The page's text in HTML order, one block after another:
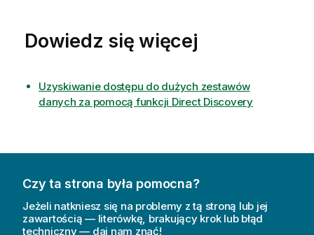
Dowiedz się więcej
Uzyskiwanie dostępu do dużych zestawów
danych za pomocą funkcji Direct Discovery
Czy ta strona była pomocna?
Jeżeli natkniesz się na problemy z tą stroną lub jej
zawartością — literówkę, brakujący krok lub błąd
techniczny — daj nam znać!